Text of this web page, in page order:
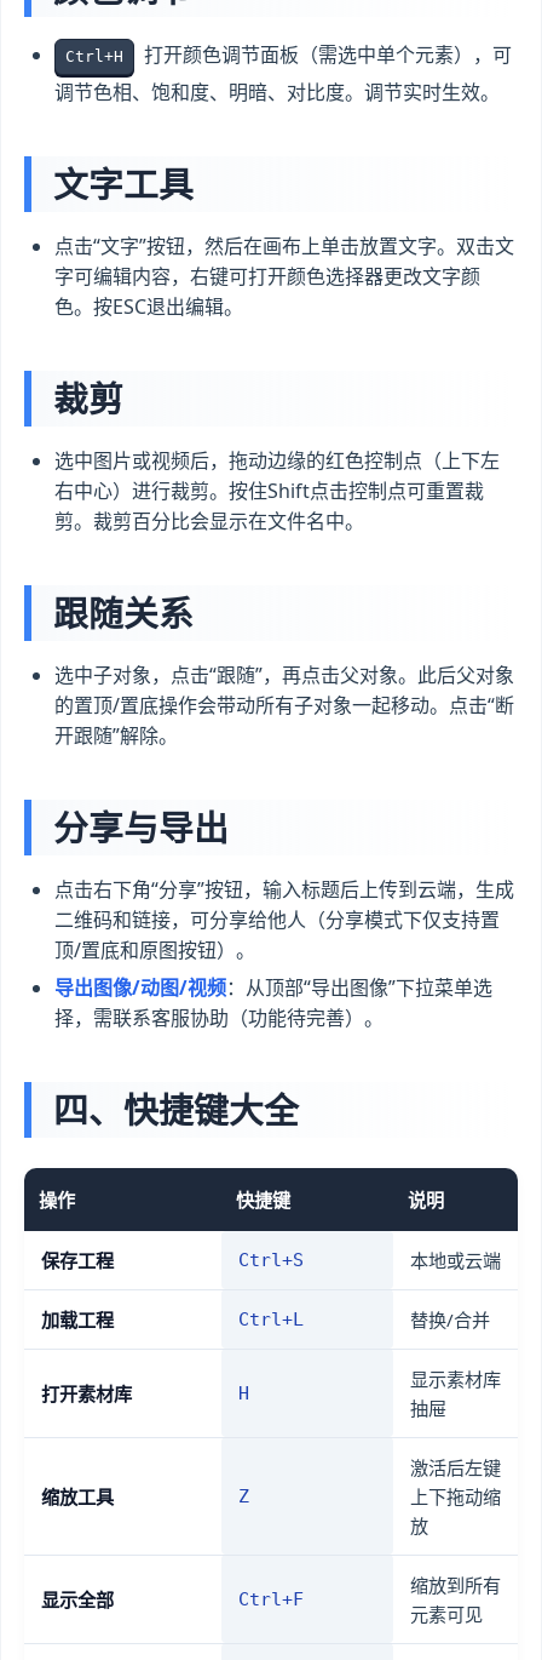
Ctrl+H
打开颜色调节面板（需选中单个元素），可
调节色相、饱和度、明暗、对比度。调节实时生效。
文字工具
点击“文字”按钮，然后在画布上单击放置文字。双击文
字可编辑内容，右键可打开颜色选择器更改文字颜
色。按ESC退出编辑。
裁剪
选中图片或视频后，拖动边缘的红色控制点（上下左
右中心）进行裁剪。按住Shift点击控制点可重置裁
剪。裁剪百分比会显示在文件名中。
跟随关系
选中子对象，点击“跟随”，再点击父对象。此后父对象
的置顶/置底操作会带动所有子对象一起移动。点击“断
开跟随”解除。
分享与导出
点击右下角“分享”按钮，输入标题后上传到云端，生成
二维码和链接，可分享给他人（分享模式下仅支持置
顶/置底和原图按钮）。
导出图像/动图/视频：从顶部“导出图像”下拉菜单选
择，需联系客服协助（功能待完善）。
四、快捷键大全
操作 快捷键 说明
保存工程 Ctrl+S 本地或云端
加载工程 Ctrl+L 替换/合并
打开素材库 H
显示素材库
抽屉
缩放工具 Z
激活后左键
上下拖动缩
放
显示全部 Ctrl+F
缩放到所有
元素可见